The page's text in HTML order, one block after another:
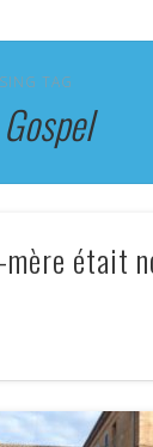
TAG
mère était